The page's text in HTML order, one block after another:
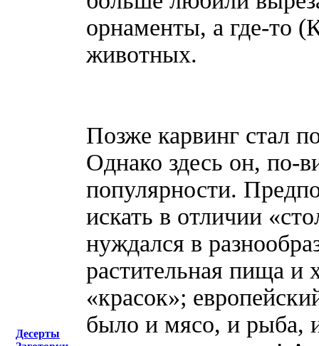
Десерты
орнаменты, а где-то
животных.
Позже карвинг стал
Однако здесь он, по-
популярности.
искать в отличии
нуждался в
растительная пища и
«красок»;
было и мясо, и